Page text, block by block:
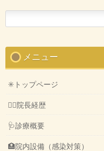
索:
メニュー
✳️トップページ
👨‍⚕️院長経歴
🩺診療概要
🏥院内設備（感染対策）